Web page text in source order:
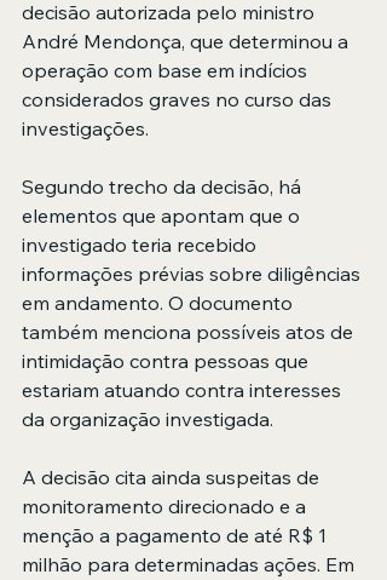
decisão autorizada pelo ministro
André Mendonça, que determinou a
operação com base em indícios
considerados graves no curso das
investigações.
Segundo trecho da decisão, há
elementos que apontam que o
investigado teria recebido
informações prévias sobre diligências
em andamento. O documento
também menciona possíveis atos de
intimidação contra pessoas que
estariam atuando contra interesses
da organização investigada.
A decisão cita ainda suspeitas de
monitoramento direcionado e a
menção a pagamento de até R$ 1
milhão para determinadas ações. Em